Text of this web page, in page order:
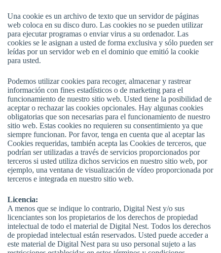
Una cookie es un archivo de texto que un servidor de páginas
web coloca en su disco duro. Las cookies no se pueden utilizar
para ejecutar programas o enviar virus a su ordenador. Las
cookies se le asignan a usted de forma exclusiva y sólo pueden ser
leídas por un servidor web en el dominio que emitió la cookie
para usted.
Podemos utilizar cookies para recoger, almacenar y rastrear
información con fines estadísticos o de marketing para el
funcionamiento de nuestro sitio web. Usted tiene la posibilidad de
aceptar o rechazar las cookies opcionales. Hay algunas cookies
obligatorias que son necesarias para el funcionamiento de nuestro
sitio web. Estas cookies no requieren su consentimiento ya que
siempre funcionan. Por favor, tenga en cuenta que al aceptar las
Cookies requeridas, también acepta las Cookies de terceros, que
podrían ser utilizadas a través de servicios proporcionados por
terceros si usted utiliza dichos servicios en nuestro sitio web, por
ejemplo, una ventana de visualización de vídeo proporcionada por
terceros e integrada en nuestro sitio web.
Licencia:
A menos que se indique lo contrario, Digital Nest y/o sus
licenciantes son los propietarios de los derechos de propiedad
intelectual de todo el material de Digital Nest. Todos los derechos
de propiedad intelectual están reservados. Usted puede acceder a
este material de Digital Nest para su uso personal sujeto a las